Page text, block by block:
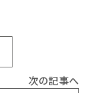
次の記事へ